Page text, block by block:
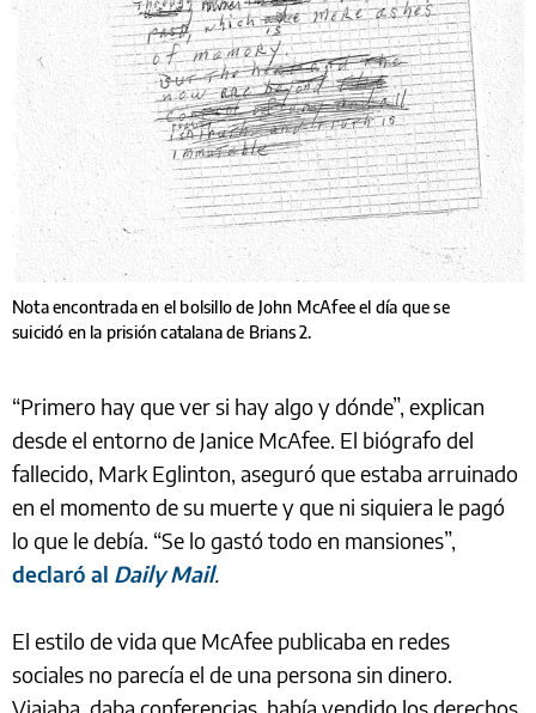
Nota encontrada en el bolsillo de John McAfee el día que se
suicidó en la prisión catalana de Brians 2.
“Primero hay que ver si hay algo y dónde”, explican
desde el entorno de Janice McAfee. El biógrafo del
fallecido, Mark Eglinton, aseguró que estaba arruinado
en el momento de su muerte y que ni siquiera le pagó
lo que le debía. “Se lo gastó todo en mansiones”,
declaró al Daily Mail.
El estilo de vida que McAfee publicaba en redes
sociales no parecía el de una persona sin dinero.
Viajaba, daba conferencias, había vendido los derechos